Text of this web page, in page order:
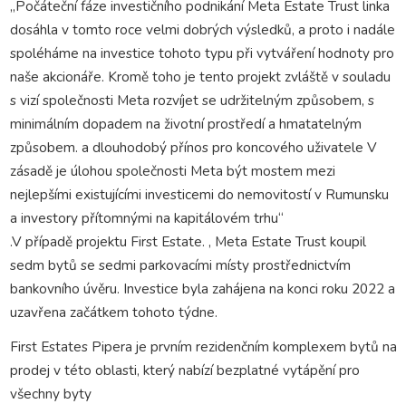
„Počáteční fáze investičního podnikání Meta Estate Trust linka
dosáhla v tomto roce velmi dobrých výsledků, a proto i nadále
spoléháme na investice tohoto typu při vytváření hodnoty pro
naše akcionáře. Kromě toho je tento projekt zvláště v souladu
s vizí společnosti Meta rozvíjet se udržitelným způsobem, s
minimálním dopadem na životní prostředí a hmatatelným
způsobem. a dlouhodobý přínos pro koncového uživatele V
zásadě je úlohou společnosti Meta být mostem mezi
nejlepšími existujícími investicemi do nemovitostí v Rumunsku
a investory přítomnými na kapitálovém trhu“
.V případě projektu First Estate. , Meta Estate Trust koupil
sedm bytů se sedmi parkovacími místy prostřednictvím
bankovního úvěru. Investice byla zahájena na konci roku 2022 a
uzavřena začátkem tohoto týdne.
First Estates Pipera je prvním rezidenčním komplexem bytů na
prodej v této oblasti, který nabízí bezplatné vytápění pro
všechny byty